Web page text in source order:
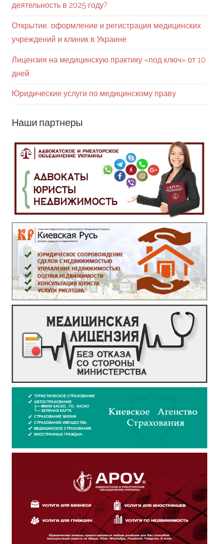
деятельность в 2025 году?
Открытие, оформление и регистрация медицинских
учреждений и клиник в Украине
Лицензия на медицинскую практику «под ключ» от 10
дней
Юридические услуги по медицинскому праву
Наши партнеры